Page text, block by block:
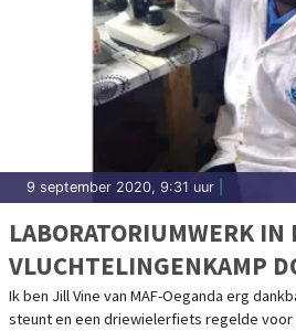
9 september 2020, 9:31 uur
LABORATORIUMWERK IN
VLUCHTELINGENKAMP
JACKSON IN ZIJN
Ik ben Jill Vine van MAF-Oeganda erg
steunt en een driewielerfiets regelde voor